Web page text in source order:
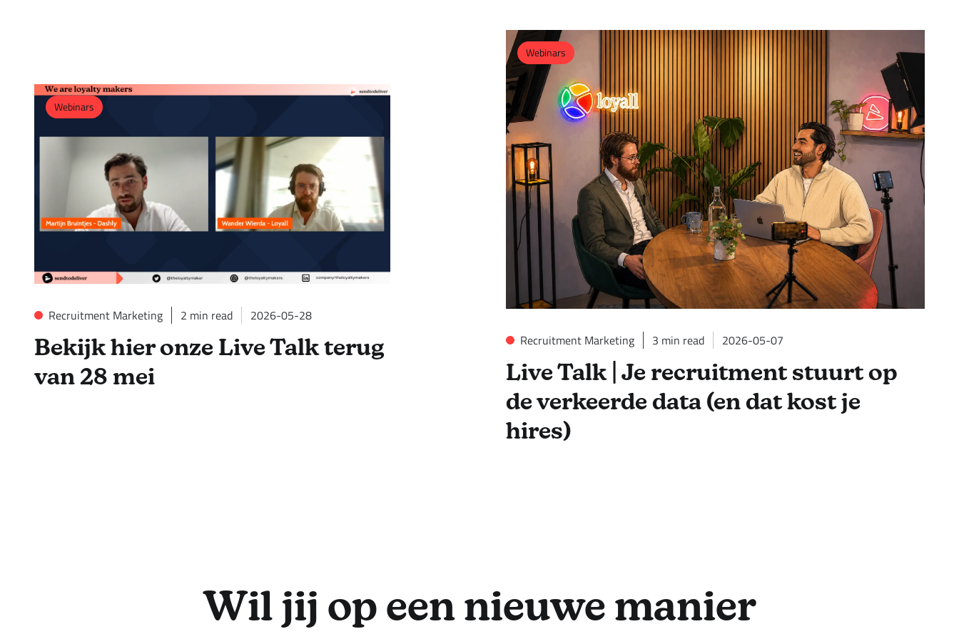
Webinars
Recruitment Marketing 2 min read 2026-05-28
Bekijk hier onze Live Talk terug
van 28 mei
Webinars
Recruitment Marketing 3 min read 2026-05-07
Live Talk | Je recruitment stuurt op
de verkeerde data (en dat kost je
hires)
Wil jij op een nieuwe manier